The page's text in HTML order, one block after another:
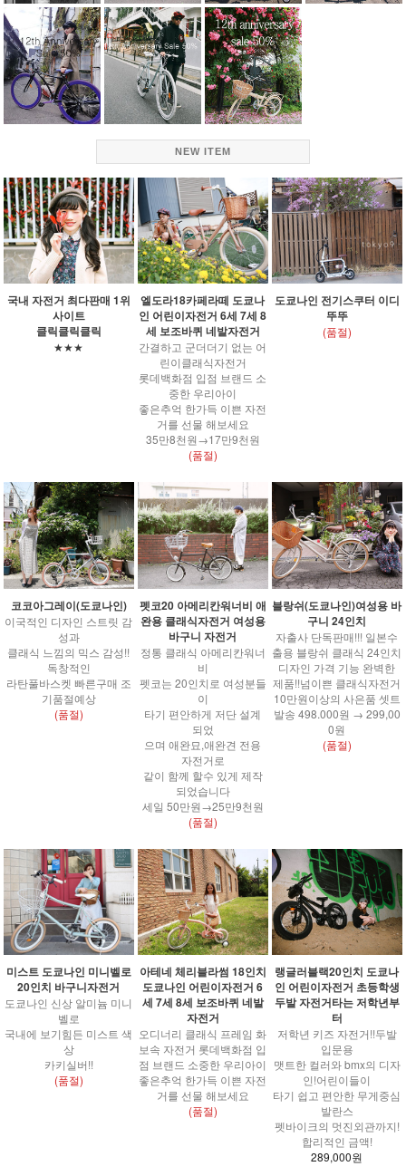
NEW ITEM
국내 자전거 최다판매 1위
사이트
클릭클릭클릭
★★★
엘도라18카페라떼 도쿄나
인 어린이자전거 6세 7세 8
세 보조바퀴 네발자전거
간결하고 군더더기 없는 어
린이클래식자전거
롯데백화점 입점 브랜드 소
중한 우리아이
좋은추억 한가득 이쁜 자전
거를 선물 해보세요
35만8천원→17만9천원
(품절)
도쿄나인 전기스쿠터 이디
뚜뚜
(품절)
코코아그레이(도쿄나인)
이국적인 디자인 스트릿 감
성과
클래식 느낌의 믹스 감성!!
독창적인
라탄풀바스켓 빠른구매 조
기품절예상
(품절)
펫코20 아메리칸워너비 애
완용 클래식자전거 여성용
바구니 자전거
정통 클래식 아메리칸워너
비
펫코는 20인치로 여성분들
이
타기 편안하게 저단 설계
되었
으며 애완묘,애완견 전용
자전거로
같이 함께 할수 있게 제작
되었습니다
세일 50만원→25만9천원
(품절)
블랑쉬(도쿄나인)여성용 바
구니 24인치
자출사 단독판매!!! 일본수
출용 블랑쉬 클래식 24인치
디자인 가격 기능 완벽한
제품!!넘이쁜 클래식자전거
10만원이상의 사은품 셋트
발송 498.000원 → 299,00
0원
(품절)
미스트 도쿄나인 미니벨로
20인치 바구니자전거
도쿄나인 신상 알미늄 미니
벨로
국내에 보기힘든 미스트 색
상
카키실버!!
(품절)
아테네 체리블라썸 18인치
도쿄나인 어린이자전거 6
세 7세 8세 보조바퀴 네발
자전거
오디너리 클래식 프레임 화
보속 자전거 롯데백화점 입
점 브랜드 소중한 우리아이
좋은추억 한가득 이쁜 자전
거를 선물 해보세요
(품절)
랭글러블랙20인치 도쿄나
인 어린이자전거 초등학생
두발 자전거타는 저학년부
터
저학년 키즈 자전거!!두발
입문용
맷트한 컬러와 bmx의 디자
인!어린이들이
타기 쉽고 편안한 무게중심
발란스
펫바이크의 멋진외관까지!
합리적인 금액!
289,000원